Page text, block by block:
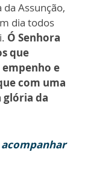
Assunção,
dia todos
Ó Senhora
que
e
com uma
glória da